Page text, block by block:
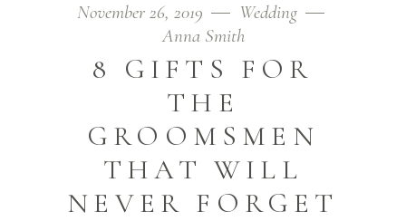
November 26, 2019
Wedding
Anna Smith
8 GIFTS FOR
THE
GROOMSMEN
THAT WILL
NEVER FORGET